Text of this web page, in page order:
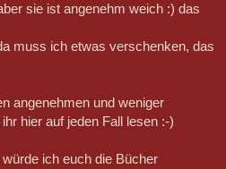
sie ist angenehm weich :) das
muss ich etwas verschenken, das
angenehmen und weniger
hier auf jeden Fall lesen :-)
ich euch die Bücher